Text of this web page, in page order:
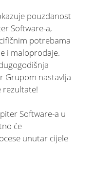
pouzdanost
Software-a,
potrebama
i maloprodaje.
Grupom nastavlja
rezultate!
Software-a u
će
unutar cijele